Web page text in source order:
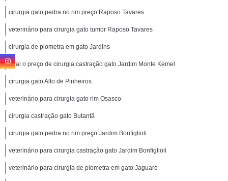
cirurgia gato pedra no rim preço Raposo Tavares
veterinário para cirurgia gato tumor Raposo Tavares
cirurgia de piometra em gato Jardins
qual o preço de cirurgia castração gato Jardim Monte Kemel
cirurgia gato Alto de Pinheiros
veterinário para cirurgia gato rim Osasco
cirurgia castração gato Butantã
cirurgia gato pedra no rim preço Jardim Bonfiglioli
veterinário para cirurgia castração gato Jardim Bonfiglioli
veterinário para cirurgia de piometra em gato Jaguaré